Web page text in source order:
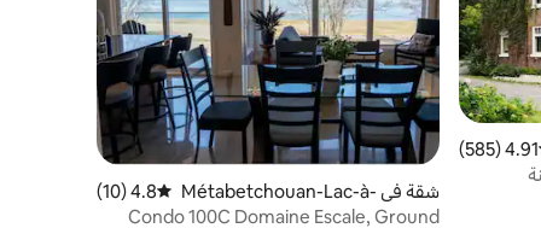
التقييم 4.91 من 5، 585 مراجعات
4.91 (585)
شقة في Métabetchouan-Lac-à-
la-Croix
متوسط التقييم 4.8 من 5، 10 مراجعات
4.8 (10)
Condo 100C Domaine Escale, Ground